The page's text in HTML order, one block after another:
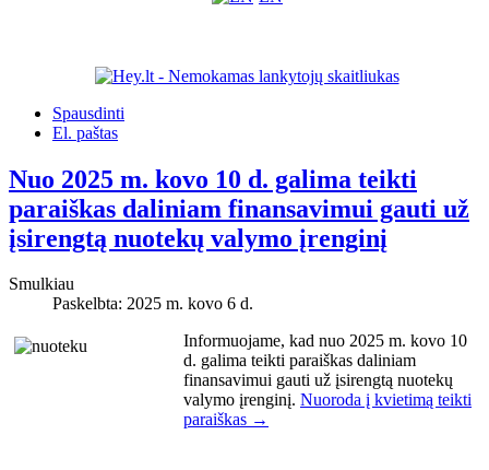
Spausdinti
El. paštas
Nuo 2025 m. kovo 10 d. galima teikti
paraiškas daliniam finansavimui gauti už
įsirengtą nuotekų valymo įrenginį
Smulkiau
Paskelbta: 2025 m. kovo 6 d.
Informuojame, kad nuo 2025 m. kovo 10
d. galima teikti paraiškas daliniam
finansavimui gauti už įsirengtą nuotekų
valymo įrenginį. Nuoroda į kvietimą teikti
paraiškas →